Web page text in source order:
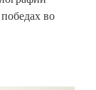
во